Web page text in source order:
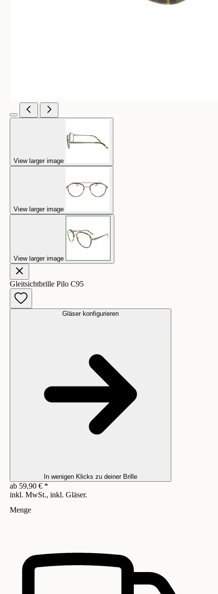
View larger image
View larger image
View larger image
Gleitsichtbrille Pilo C95
Gläser konfigurieren
In wenigen Klicks zu deiner Brille
ab 59,90 € *
inkl. MwSt., inkl. Gläser.
Menge